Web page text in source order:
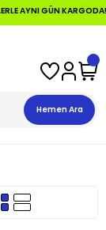
GÜN KARGODA!"🚀"
Hemen Ara